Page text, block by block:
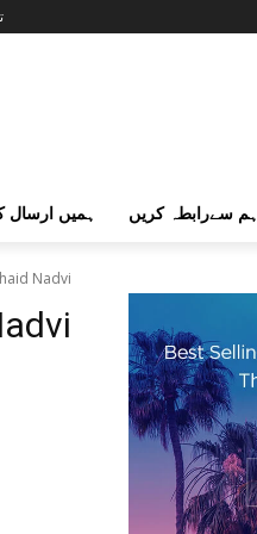
ہمیں ارسال ہم سےرابطہ کریں
Nadvi